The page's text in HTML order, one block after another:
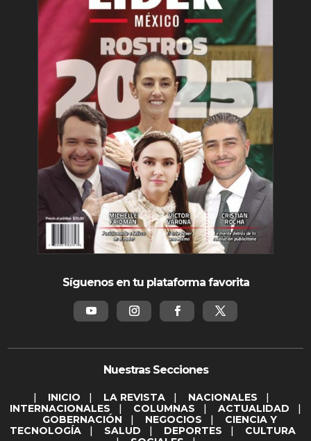
Síguenos en tu plataforma favorita
Nuestras Secciones
| INICIO | LA REVISTA | NACIONALES |
INTERNACIONALES | COLUMNAS | ACTUALIDAD |
GOBERNACIÓN | NEGOCIOS | CIENCIA Y
TECNOLOGÍA | SALUD | DEPORTES | CULTURA